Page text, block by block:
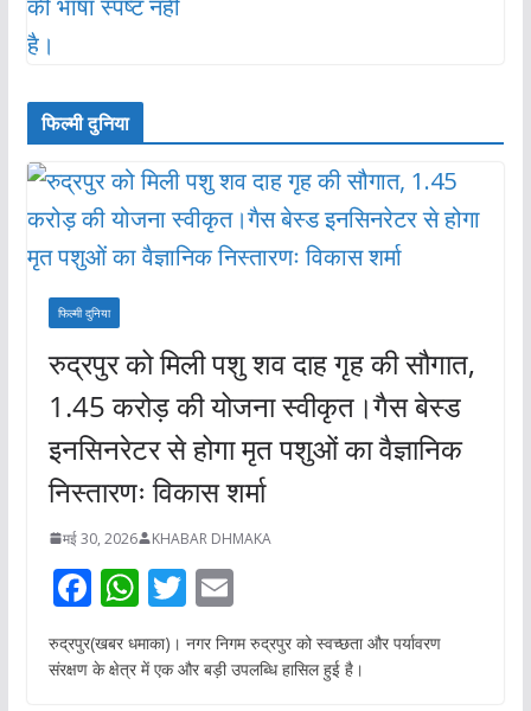
फिल्मी दुनिया
फिल्मी दुनिया
रुद्रपुर को मिली पशु शव दाह गृह की सौगात,
1.45 करोड़ की योजना स्वीकृत।गैस बेस्ड
इनसिनरेटर से होगा मृत पशुओं का वैज्ञानिक
निस्तारणः विकास शर्मा
मई 30, 2026 KHABAR DHMAKA
F
ac
e
W
h
at
T
w
itt
E
m
ai
रुद्रपुर(खबर धमाका)। नगर निगम रुद्रपुर को स्वच्छता और पर्यावरण
संरक्षण के क्षेत्र में एक और बड़ी उपलब्धि हासिल हुई है।